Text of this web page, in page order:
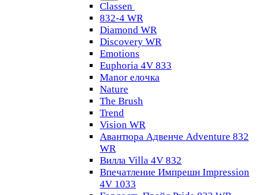
Classen
832-4 WR
Diamond WR
Discovery WR
Emotions
Euphoria 4V 833
Manor елочка
Nature
The Brush
Trend
Vision WR
Авантюра Адвенче Adventure 832
WR
Вилла Villa 4V 832
Впечатление Импрешн Impression
4V 1033